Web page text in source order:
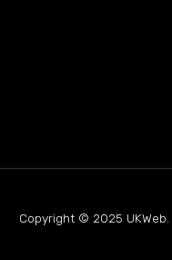
Copyright © 2025 UKWeb